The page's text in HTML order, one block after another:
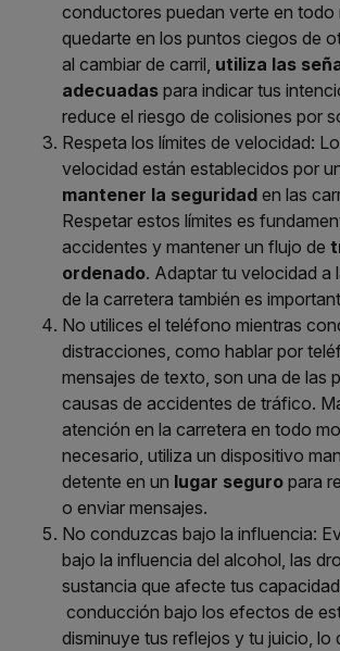
conductores puedan verte en todo
quedarte en los puntos ciegos de
al cambiar de carril, utiliza las
adecuadas para indicar tus
reduce el riesgo de colisiones por
Respeta los límites de velocidad:
velocidad están establecidos por
mantener la seguridad en las
Respetar estos límites es
accidentes y mantener un flujo de
ordenado. Adaptar tu velocidad a
de la carretera también es
No utilices el teléfono mientras
distracciones, como hablar por
mensajes de texto, son una de las
causas de accidentes de tráfico.
atención en la carretera en todo
necesario, utiliza un dispositivo
detente en un lugar seguro para
o enviar mensajes.
No conduzcas bajo la influencia:
bajo la influencia del alcohol, las
sustancia que afecte tus
conducción bajo los efectos de
disminuye tus reflejos y tu juicio, lo